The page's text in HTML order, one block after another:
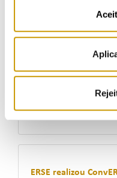
ERSE esteve em
Escola Segura da
22/04/2026
ERSE realizou